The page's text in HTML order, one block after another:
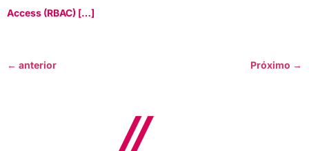
Access (RBAC) […]
← anterior Próximo →